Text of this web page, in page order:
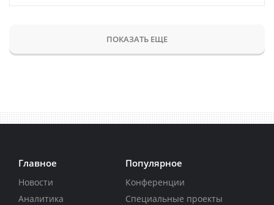
ПОКАЗАТЬ ЕЩЕ
Главное
Новости
Аналитика
Популярное
Конференции
Специальные проекты